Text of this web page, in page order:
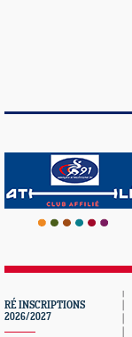
RÉ INSCRIPTIONS
2026/2027